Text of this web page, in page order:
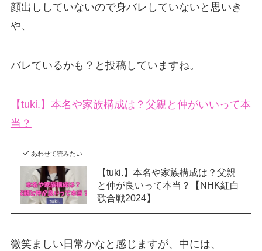
顔出ししていないので身バレしていないと思いき
や、
バレているかも？と投稿していますね。
【tuki.】本名や家族構成は？父親と仲がいいって本
当？
あわせて読みたい
【tuki.】本名や家族構成は？父親
と仲が良いって本当？【NHK紅白
歌合戦2024】
微笑ましい日常かなと感じますが、中には、